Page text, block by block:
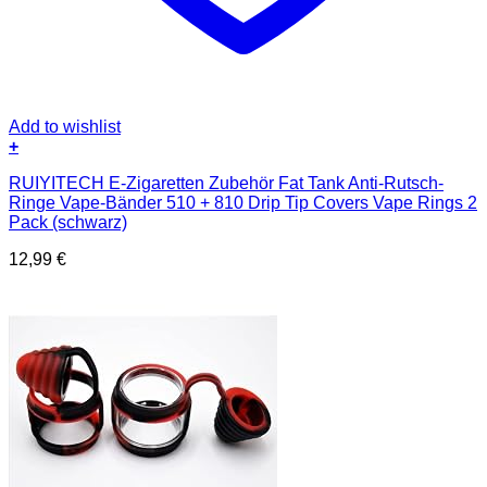
Add to wishlist
+
RUIYITECH E-Zigaretten Zubehör Fat Tank Anti-Rutsch-
Ringe Vape-Bänder 510 + 810 Drip Tip Covers Vape Rings 2
Pack (schwarz)
12,99 €